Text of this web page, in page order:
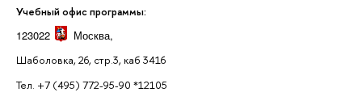
Учебный офис программы:
123022 Москва,
Шаболовка, 26, стр.3, каб 3416
Тел. +7 (495) 772-95-90 *12105